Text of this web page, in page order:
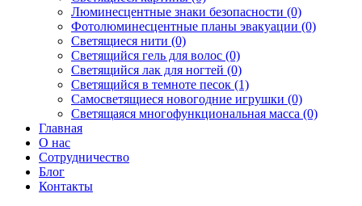
Люминесцентные знаки безопасности (0)
Фотолюминесцентные планы эвакуации (0)
Светящиеся нити (0)
Светящийся гель для волос (0)
Светящийся лак для ногтей (0)
Светящийся в темноте песок (1)
Самосветящиеся новогодние игрушки (0)
Светящаяся многофункциональная масса (0)
Главная
О нас
Сотрудничество
Блог
Контакты